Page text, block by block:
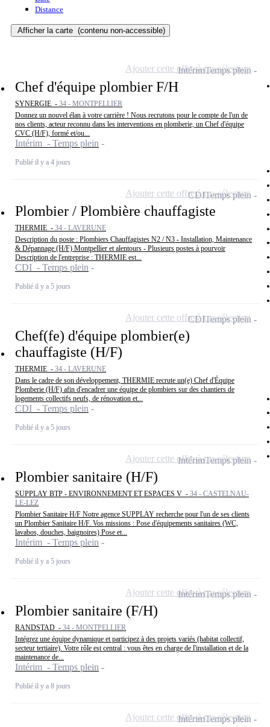
Distance
Afficher la carte (contenu non-accessible)
Chef d'équipe plombier F/H
SYNERGIE - 34 - MONTPELLIER
Donnez un nouvel élan à votre carrière ! Nous recrutons pour le compte de l'un de
nos clients, acteur reconnu dans les interventions en plomberie, un Chef d'équipe
CVC (H/F), formé et/ou...
Intérim - Temps plein
Publié il y a 4 jours
IntérimTemps plein
Ajouter cette offre à ma sélection
Plombier / Plombière chauffagiste
THERMIE - 34 - LAVERUNE
Description du poste : Plombiers Chauffagistes N2 / N3 - Installation, Maintenance
& Dépannage (H/F) Montpellier et alentours - Plusieurs postes à pourvoir
Description de l'entreprise : THERMIE est...
CDI - Temps plein
Publié il y a 5 jours
CDITemps plein
Ajouter cette offre à ma sélection
Chef(fe) d'équipe plombier(e)
chauffagiste (H/F)
THERMIE - 34 - LAVERUNE
Dans le cadre de son développement, THERMIE recrute un(e) Chef d'Équipe
Plomberie (H/F) afin d'encadrer une équipe de plombiers sur des chantiers de
logements collectifs neufs, de rénovation et...
CDI - Temps plein
Publié il y a 5 jours
CDITemps plein
Ajouter cette offre à ma sélection
Plombier sanitaire (H/F)
SUPPLAY BTP - ENVIRONNEMENT ET ESPACES V - 34 - CASTELNAU-
LE-LEZ
Plombier Sanitaire H/F Notre agence SUPPLAY recherche pour l'un de ses clients
un Plombier Sanitaire H/F. Vos missions : Pose d'équipements sanitaires (WC,
lavabos, douches, baignoires) Pose et...
Intérim - Temps plein
Publié il y a 5 jours
IntérimTemps plein
Ajouter cette offre à ma sélection
Plombier sanitaire (F/H)
RANDSTAD - 34 - MONTPELLIER
Intégrez une équipe dynamique et participez à des projets variés (habitat collectif,
secteur tertiaire). Votre rôle est central : vous êtes en charge de l'installation et de la
maintenance de...
Intérim - Temps plein
Publié il y a 8 jours
IntérimTemps plein
Ajouter cette offre à ma sélection
IntérimTemps plein
Ajouter cette offre à ma sélection